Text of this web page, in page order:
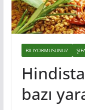
BILIYORMUSUNUZ
bazı